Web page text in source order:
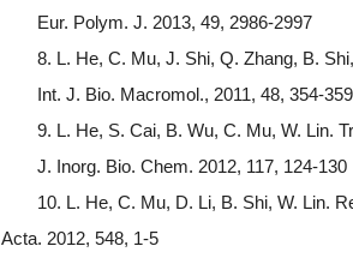
Eur. Polym. J. 2013, 49, 2986-2997
8. L. He, C. Mu, J. Shi, Q. Zhang, B.
Int. J. Bio. Macromol., 2011, 48, 354-359
9. L. He, S. Cai, B. Wu, C. Mu, W. Lin.
J. Inorg. Bio. Chem. 2012, 117, 124-130
10. L. He, C. Mu, D. Li, B. Shi, W. Lin.
Acta. 2012, 548, 1-5